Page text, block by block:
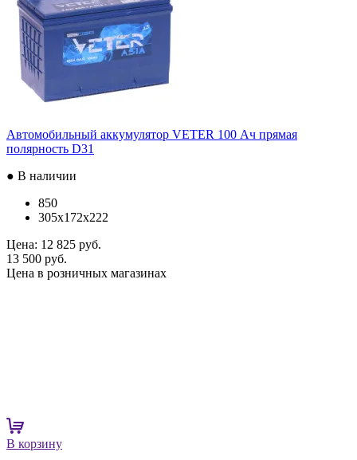
Автомобильный аккумулятор VETER 100 Ач прямая
полярность D31
● В наличии
850
305x172x222
Цена: 12 825 руб.
13 500 руб.
Цена в розничных магазинах
В корзину